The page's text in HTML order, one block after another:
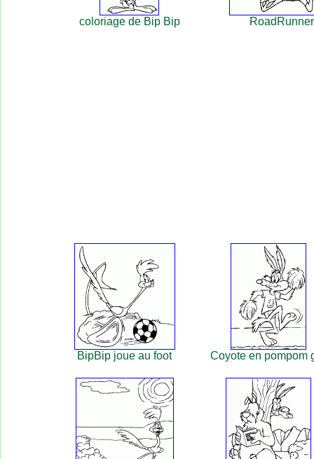
coloriage de Bip Bip RoadRunner
BipBip joue au foot Coyote en pompom